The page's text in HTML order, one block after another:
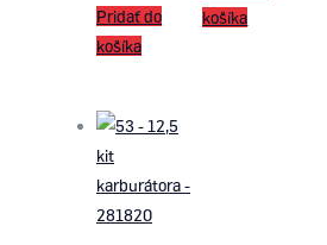
Pridať do
košíka
košíka